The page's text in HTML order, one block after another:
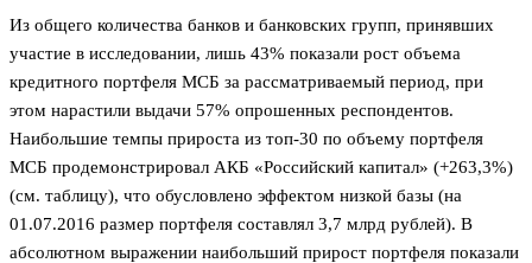
Из общего количества банков и банковских групп, принявших
участие в исследовании, лишь 43% показали рост объема
кредитного портфеля МСБ за рассматриваемый период, при
этом нарастили выдачи 57% опрошенных респондентов.
Наибольшие темпы прироста из топ-30 по объему портфеля
МСБ продемонстрировал АКБ «Российский капитал» (+263,3%)
(см. таблицу), что обусловлено эффектом низкой базы (на
01.07.2016 размер портфеля составлял 3,7 млрд рублей). В
абсолютном выражении наибольший прирост портфеля показали